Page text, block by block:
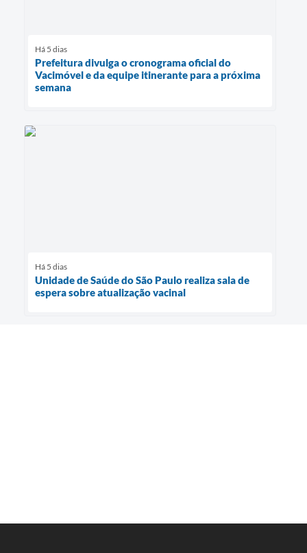
Há 5 dias
Prefeitura divulga o cronograma oficial do
Vacimóvel e da equipe itinerante para a próxima
semana
Há 5 dias
Unidade de Saúde do São Paulo realiza sala de
espera sobre atualização vacinal